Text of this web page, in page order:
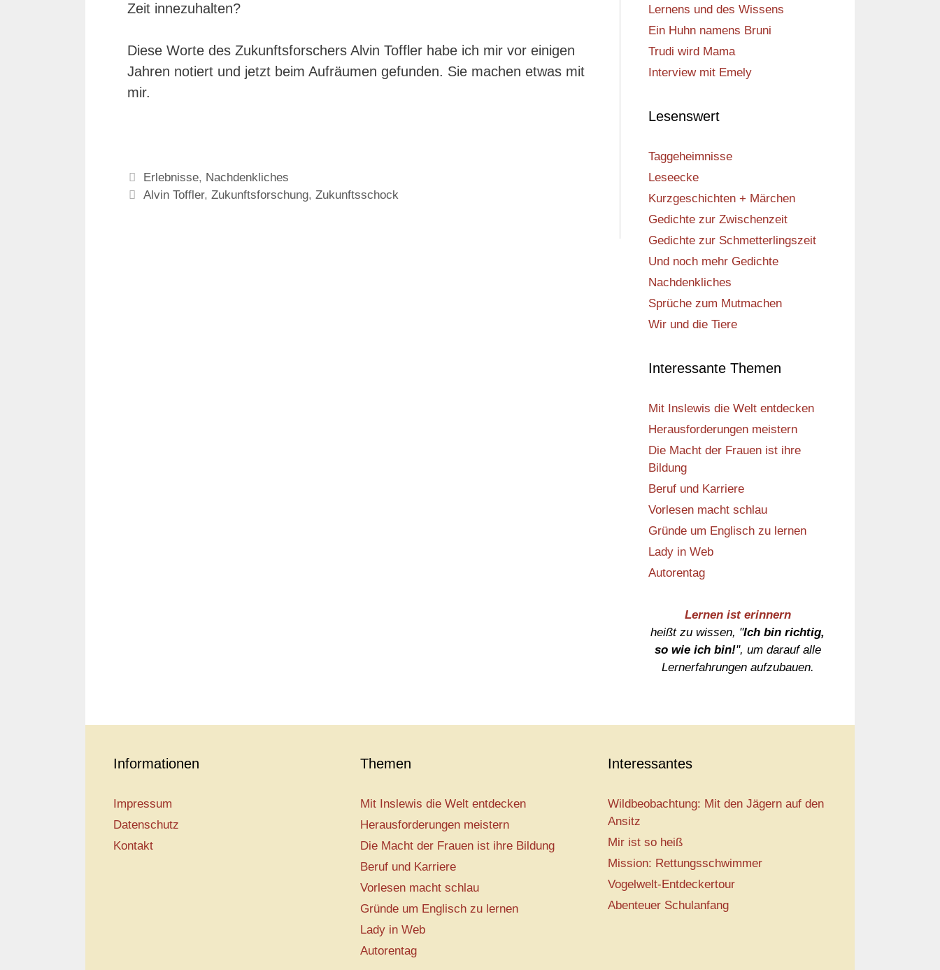
Zeit innezuhalten?
Diese Worte des Zukunftsforschers Alvin Toffler habe ich mir vor einigen
Jahren notiert und jetzt beim Aufräumen gefunden. Sie machen etwas mit
mir.
Kategorien
Erlebnisse, Nachdenkliches
Schlagwörter
Alvin Toffler,Zukunftsforschung,Zukunftsschock
Lernens und des Wissens
Ein Huhn namens Bruni
Trudi wird Mama
Interview mit Emely
Lesenswert
Taggeheimnisse
Leseecke
Kurzgeschichten + Märchen
Gedichte zur Zwischenzeit
Gedichte zur Schmetterlingszeit
Und noch mehr Gedichte
Nachdenkliches
Sprüche zum Mutmachen
Wir und die Tiere
Interessante Themen
Mit Inslewis die Welt entdecken
Herausforderungen meistern
Die Macht der Frauen ist ihre
Bildung
Beruf und Karriere
Vorlesen macht schlau
Gründe um Englisch zu lernen
Lady in Web
Autorentag
Lernen ist erinnern
heißt zu wissen, "Ich bin richtig,
so wie ich bin!", um darauf alle
Lernerfahrungen aufzubauen.
Informationen
Impressum
Datenschutz
Kontakt
Themen
Mit Inslewis die Welt entdecken
Herausforderungen meistern
Die Macht der Frauen ist ihre Bildung
Beruf und Karriere
Vorlesen macht schlau
Gründe um Englisch zu lernen
Lady in Web
Autorentag
Interessantes
Wildbeobachtung: Mit den Jägern auf den
Ansitz
Mir ist so heiß
Mission: Rettungsschwimmer
Vogelwelt-Entdeckertour
Abenteuer Schulanfang